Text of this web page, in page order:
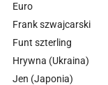
Euro
Frank szwajcarski
Funt szterling
Hrywna (Ukraina)
Jen (Japonia)